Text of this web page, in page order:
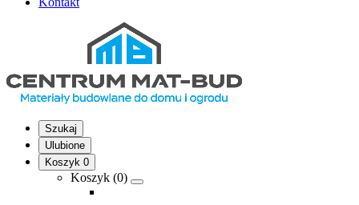
Szukaj
Ulubione
Koszyk 0
Koszyk (0)